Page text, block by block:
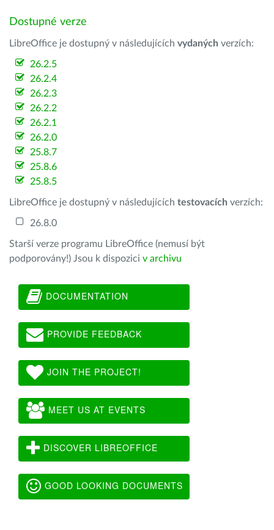
Dostupné verze
LibreOffice je dostupný v následujících vydaných verzích:
26.2.5
26.2.4
26.2.3
26.2.2
26.2.1
26.2.0
25.8.7
25.8.6
25.8.5
LibreOffice je dostupný v následujících testovacích verzích:
26.8.0
Starší verze programu LibreOffice (nemusí být
podporovány!) Jsou k dispozici v archivu
DOCUMENTATION
PROVIDE FEEDBACK
JOIN THE PROJECT!
MEET US AT EVENTS
DISCOVER LIBREOFFICE
GOOD LOOKING DOCUMENTS